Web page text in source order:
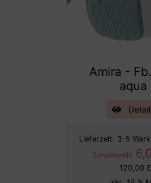
Amira -
aqua
Lieferzeit: 3-5
Sonderpreis
120,00